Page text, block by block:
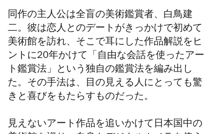
同作の主人公は全盲の美術鑑賞者、白鳥建
二。彼は恋人とのデートがきっかけで初めて
美術館を訪れ、そこで耳にした作品解説をヒ
ントに20年かけて「自由な会話を使ったアー
ト鑑賞法」という独自の鑑賞法を編み出し
た。その手法は、目の見える人にとっても驚
きと喜びをもたらすものだった。
見えないアート作品を追いかけて日本国中の